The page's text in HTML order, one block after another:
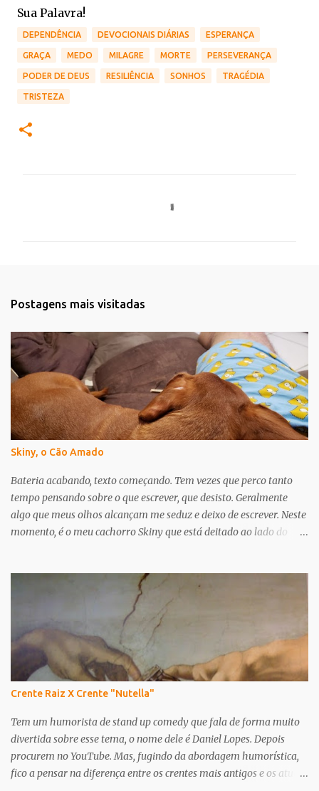
Sua Palavra!
DEPENDÊNCIA DEVOCIONAIS DIÁRIAS ESPERANÇA
GRAÇA MEDO MILAGRE MORTE PERSEVERANÇA
PODER DE DEUS RESILIÊNCIA SONHOS TRAGÉDIA
TRISTEZA
r
i
o
s
Postagens mais visitadas
Skiny, o Cão Amado
Bateria acabando, texto começando. Tem vezes que perco tanto
tempo pensando sobre o que escrever, que desisto. Geralmente
algo que meus olhos alcançam me seduz e deixo de escrever. Neste
momento, é o meu cachorro Skiny que está deitado ao lado do
um probleminha no coração. Mais especificamente um sopro de
nível 5 - num máximo de 6. Desde então meus pensamentos estão
nele, que é meu companheiro de todos os dias há mais de 10 anos.
Ele terá que tomar remédios para tratar isso enquanto viver. Não
sei como será. Só sei que o amo muito e não faço ideia do que seria
a casa - leia-se minha vida - sem ele. Skiny sempre foi muito
alegre, agitado, feliz. Continua sendo. E de uns anos pra cá tem
Sabe o que eu gosto, o que eu não gosto. Eu sei quando ele late pro
vizinho, e também quando late pra me chamar. Há...
Crente Raiz X Crente "Nutella"
Tem um humorista de stand up comedy que fala de forma muito
divertida sobre esse tema, o nome dele é Daniel Lopes. Depois
procurem no YouTube. Mas, fugindo da abordagem humorística,
fico a pensar na diferença entre os crentes mais antigos e os atuais,